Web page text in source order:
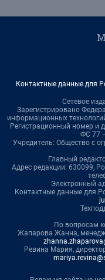
Контактные данные для
Сетевое
Зарегистрировано
информационных
Регистрационный номер и
ФС 77
Учредитель: Общество с
Главный
Адрес редакции: 630099,
Электронный
Контактные данные для
По вопросам
Жапарова Жанна,
Ревина Мария,